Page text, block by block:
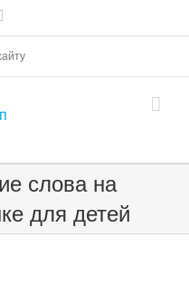
слова на
для детей